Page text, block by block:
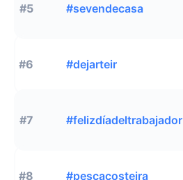
#5 #sevendecasa
#6 #dejarteir
#7 #felizdíadeltrabajador
#8 #pescacosteira